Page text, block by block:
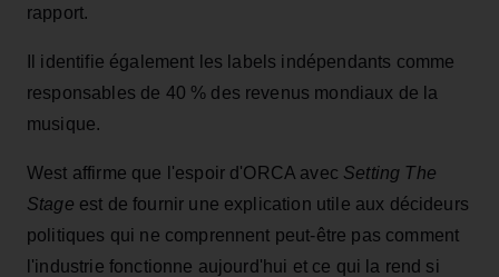
rapport.
Il identifie également les labels indépendants comme
responsables de 40 % des revenus mondiaux de la
musique.
West affirme que l'espoir d'ORCA avec Setting The
Stage est de fournir une explication utile aux décideurs
politiques qui ne comprennent peut-être pas comment
l'industrie fonctionne aujourd'hui et ce qui la rend si